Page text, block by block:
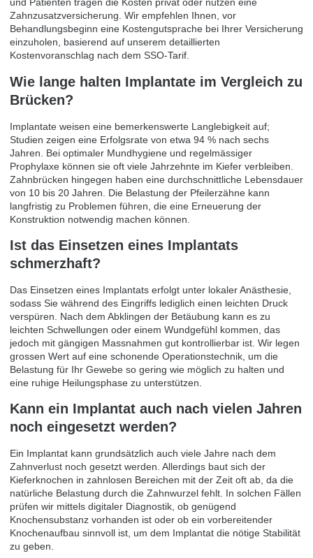
und Patienten tragen die Kosten privat oder nutzen eine
Zahnzusatzversicherung. Wir empfehlen Ihnen, vor
Behandlungsbeginn eine Kostengutsprache bei Ihrer Versicherung
einzuholen, basierend auf unserem detaillierten
Kostenvoranschlag nach dem SSO-Tarif.
Wie lange halten Implantate im Vergleich zu
Brücken?
Implantate weisen eine bemerkenswerte Langlebigkeit auf;
Studien zeigen eine Erfolgsrate von etwa 94 % nach sechs
Jahren. Bei optimaler Mundhygiene und regelmässiger
Prophylaxe können sie oft viele Jahrzehnte im Kiefer verbleiben.
Zahnbrücken hingegen haben eine durchschnittliche Lebensdauer
von 10 bis 20 Jahren. Die Belastung der Pfeilerzähne kann
langfristig zu Problemen führen, die eine Erneuerung der
Konstruktion notwendig machen können.
Ist das Einsetzen eines Implantats
schmerzhaft?
Das Einsetzen eines Implantats erfolgt unter lokaler Anästhesie,
sodass Sie während des Eingriffs lediglich einen leichten Druck
verspüren. Nach dem Abklingen der Betäubung kann es zu
leichten Schwellungen oder einem Wundgefühl kommen, das
jedoch mit gängigen Massnahmen gut kontrollierbar ist. Wir legen
grossen Wert auf eine schonende Operationstechnik, um die
Belastung für Ihr Gewebe so gering wie möglich zu halten und
eine ruhige Heilungsphase zu unterstützen.
Kann ein Implantat auch nach vielen Jahren
noch eingesetzt werden?
Ein Implantat kann grundsätzlich auch viele Jahre nach dem
Zahnverlust noch gesetzt werden. Allerdings baut sich der
Kieferknochen in zahnlosen Bereichen mit der Zeit oft ab, da die
natürliche Belastung durch die Zahnwurzel fehlt. In solchen Fällen
prüfen wir mittels digitaler Diagnostik, ob genügend
Knochensubstanz vorhanden ist oder ob ein vorbereitender
Knochenaufbau sinnvoll ist, um dem Implantat die nötige Stabilität
zu geben.